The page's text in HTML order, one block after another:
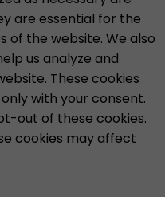
are essential for the
of the website. We also
us analyze and
These cookies
with your consent.
out of these cookies.
cookies may affect